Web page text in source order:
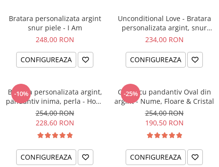
Bratara personalizata argint
snur piele - I Am
248,00 RON
CONFIGUREAZA
Unconditional Love - Bratara
personalizata argint, snur
impletit piele
234,00 RON
CONFIGUREAZA
-10%
Bratara personalizata argint,
pandantiv inima, perla - Hope
& Faith
254,00 RON
228,60 RON
CONFIGUREAZA
-25%
Colier cu pandantiv Oval din
argint - Nume, Floare & Cristal
254,00 RON
190,50 RON
CONFIGUREAZA